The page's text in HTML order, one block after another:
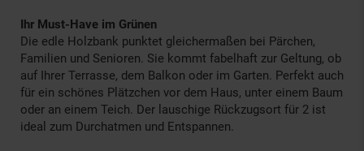
Ihr Must-Have im Grünen
Die edle Holzbank punktet gleichermaßen bei Pärchen,
Familien und Senioren. Sie kommt fabelhaft zur Geltung, ob
auf Ihrer Terrasse, dem Balkon oder im Garten. Perfekt auch
für ein schönes Plätzchen vor dem Haus, unter einem Baum
oder an einem Teich. Der lauschige Rückzugsort für 2 ist
ideal zum Durchatmen und Entspannen.